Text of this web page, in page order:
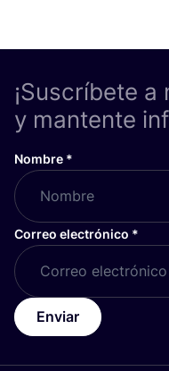
¡Suscríbete
y mantente
Nombre *
Correo electrónico *
Enviar